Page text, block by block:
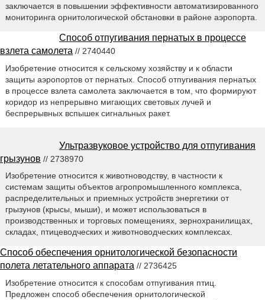
заключается в повышении эффективности автоматизированного
мониторинга орнитологической обстановки в районе аэропорта.
Способ отпугивания пернатых в процессе
взлета самолета // 2740440
Изобретение относится к сельскому хозяйству и к области
защиты аэропортов от пернатых. Способ отпугивания пернатых
в процессе взлета самолета заключается в том, что формируют
коридор из непрерывно мигающих световых лучей и
беспрерывных вспышек сигнальных ракет.
Ультразвуковое устройство для отпугивания
грызунов // 2738970
Изобретение относится к животноводству, в частности к
системам защиты объектов агропромышленного комплекса,
распределительных и приемных устройств энергетики от
грызунов (крысы, мыши), и может использоваться в
производственных и торговых помещениях, зернохранилищах,
складах, птицеводческих и животноводческих комплексах.
Способ обеспечения орнитологической безопасности
полета летательного аппарата // 2736425
Изобретение относится к способам отпугивания птиц.
Предложен способ обеспечения орнитологической